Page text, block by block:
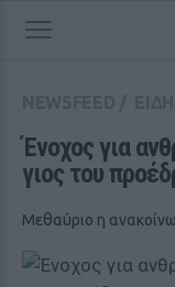
Ένοχος για
γιος του
Μεθαύριο η